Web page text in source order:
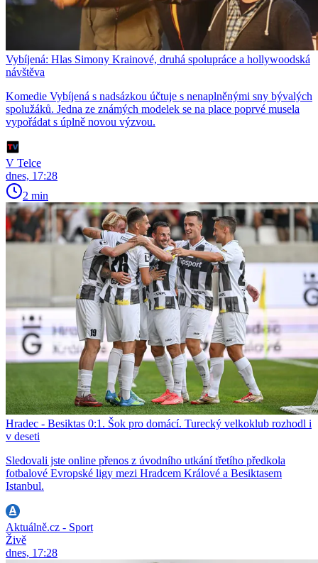
Vybíjená: Hlas Simony Krainové, druhá spolupráce a hollywoodská
návštěva
Komedie Vybíjená s nadsázkou účtuje s nenaplněnými sny bývalých
spolužáků. Jedna ze známých modelek se na place poprvé musela
vypořádat s úplně novou výzvou.
V Telce
dnes, 17:28
2 min
Hradec - Besiktas 0:1. Šok pro domácí. Turecký velkoklub rozhodl i
v deseti
Sledovali jste online přenos z úvodního utkání třetího předkola
fotbalové Evropské ligy mezi Hradcem Králové a Besiktasem
Istanbul.
Aktuálně.cz - Sport
Živě
dnes, 17:28